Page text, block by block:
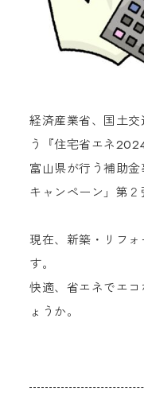
経済産業省、国土
う『住宅省エネ
富山県が行う補助
キャンペーン」第２
現在、新築・リフ
す。
快適、省エネでエ
ょうか。